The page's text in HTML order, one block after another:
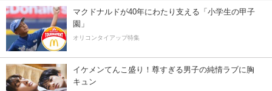
マクドナルドが40年にわたり支える「小学生の甲子
園」
オリコンタイアップ特集
イケメンてんこ盛り！尊すぎる男子の純情ラブに胸
キュン